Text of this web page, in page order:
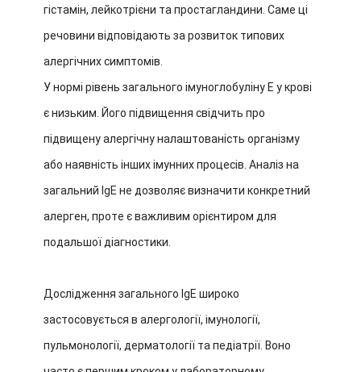
гістамін, лейкотрієни та простагландини. Саме ці
речовини відповідають за розвиток типових
алергічних симптомів.
У нормі рівень загального імуноглобуліну E у крові
є низьким. Його підвищення свідчить про
підвищену алергічну налаштованість організму
або наявність інших імунних процесів. Аналіз на
загальний IgE не дозволяє визначити конкретний
алерген, проте є важливим орієнтиром для
подальшої діагностики.
Дослідження загального IgE широко
застосовується в алергології, імунології,
пульмонології, дерматології та педіатрії. Воно